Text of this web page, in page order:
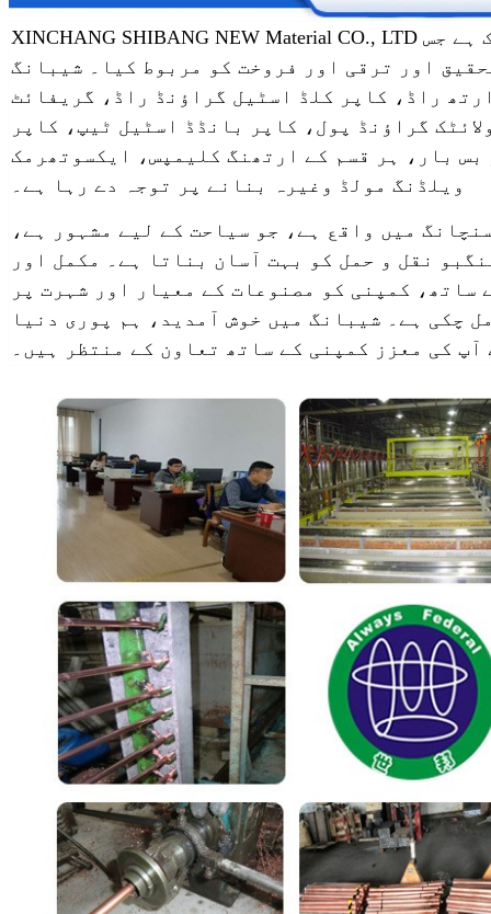
XINCHANG SHIBANG NEW Material CO., LTD فرسٹ کلاس مینوفیکچرز میں سے ایک ہے جس
اور ترقی اور فروخت کو مربوط کیا۔ شیبانگ
راڈ، کاپر کلڈ اسٹیل گراؤنڈ راڈ، گریفائٹ
گراؤنڈ پول، کاپر بانڈڈ اسٹیل ٹیپ، کاپر
بار، ہر قسم کے ارتھنگ کلیمپس، ایکسوتھرمک
ویلڈنگ مولڈ وغیرہ بنانے پر توجہ دے رہا ہے۔
میں واقع ہے، جو سیاحت کے لیے مشہور ہے،
نقل و حمل کو بہت آسان بناتا ہے۔ مکمل اور
ساتھ، کمپنی کو مصنوعات کے معیار اور شہرت پر
چکی ہے۔ شیبانگ میں خوش آمدید، ہم پوری دنیا
آپ کی معزز کمپنی کے ساتھ تعاون کے منتظر ہیں۔